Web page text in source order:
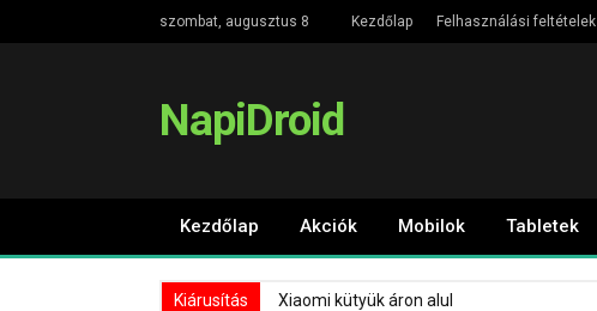
szombat, augusztus 8 Kezdőlap Felhasználási feltételek
NapiDroid
Kezdőlap Akciók Mobilok Tabletek
Kiárusítás Xiaomi kütyük áron alul